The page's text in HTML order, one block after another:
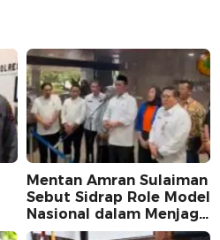
Mentan Amran Sulaiman
Sebut Sidrap Role Model
Nasional dalam Menjaga
Stabilitas Harga Telur